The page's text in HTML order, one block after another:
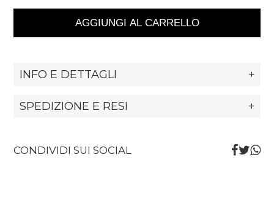
AGGIUNGI AL CARRELLO
INFO E DETTAGLI +
SPEDIZIONE E RESI +
CONDIVIDI SUI SOCIAL